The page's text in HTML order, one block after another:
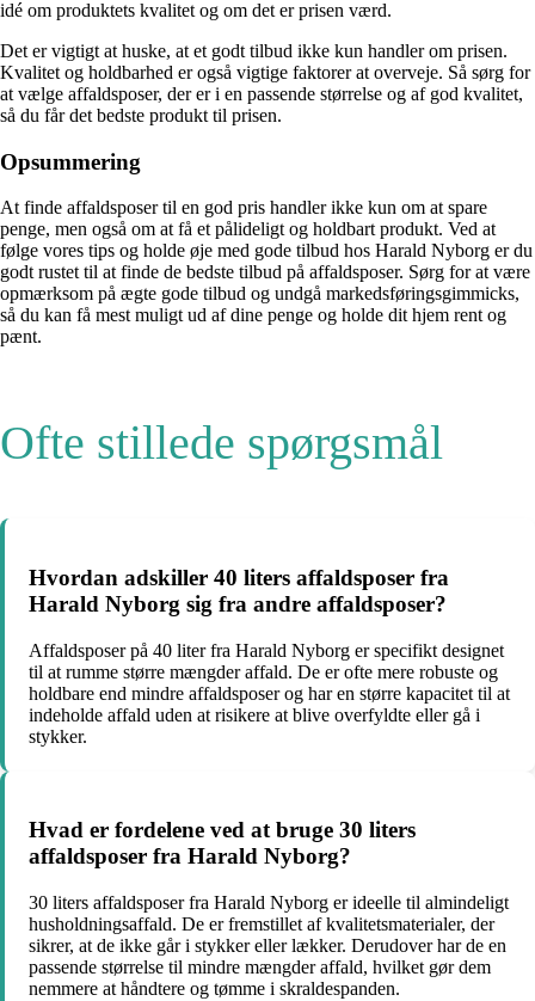
idé om produktets kvalitet og om det er prisen værd.
Det er vigtigt at huske, at et godt tilbud ikke kun handler om prisen.
Kvalitet og holdbarhed er også vigtige faktorer at overveje. Så sørg for
at vælge affaldsposer, der er i en passende størrelse og af god kvalitet,
så du får det bedste produkt til prisen.
Opsummering
At finde affaldsposer til en god pris handler ikke kun om at spare
penge, men også om at få et pålideligt og holdbart produkt. Ved at
følge vores tips og holde øje med gode tilbud hos Harald Nyborg er du
godt rustet til at finde de bedste tilbud på affaldsposer. Sørg for at være
opmærksom på ægte gode tilbud og undgå markedsføringsgimmicks,
så du kan få mest muligt ud af dine penge og holde dit hjem rent og
pænt.
Ofte stillede spørgsmål
Hvordan adskiller 40 liters affaldsposer fra
Harald Nyborg sig fra andre affaldsposer?
Affaldsposer på 40 liter fra Harald Nyborg er specifikt designet
til at rumme større mængder affald. De er ofte mere robuste og
holdbare end mindre affaldsposer og har en større kapacitet til at
indeholde affald uden at risikere at blive overfyldte eller gå i
stykker.
Hvad er fordelene ved at bruge 30 liters
affaldsposer fra Harald Nyborg?
30 liters affaldsposer fra Harald Nyborg er ideelle til almindeligt
husholdningsaffald. De er fremstillet af kvalitetsmaterialer, der
sikrer, at de ikke går i stykker eller lækker. Derudover har de en
passende størrelse til mindre mængder affald, hvilket gør dem
nemmere at håndtere og tømme i skraldespanden.